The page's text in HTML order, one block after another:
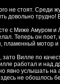
не стоят. Среди
довольно
с Миже Амуром
Теперь он
пламенный мотор
Вилле по
работал и над
явно услышать на
не обошлось